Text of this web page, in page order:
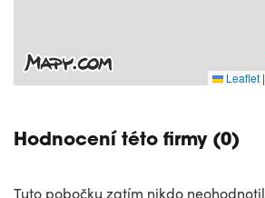
Leaflet |
Hodnocení této firmy (0)
Tuto pobočku zatím nikdo neohodnotil